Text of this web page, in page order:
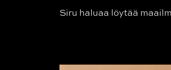
Siru haluaa löytää